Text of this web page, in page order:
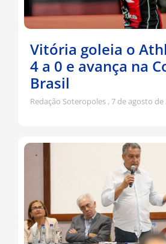
Vitória goleia o
4 a 0 e avança na
Brasil
Redação Soteropoles 7 de agosto de